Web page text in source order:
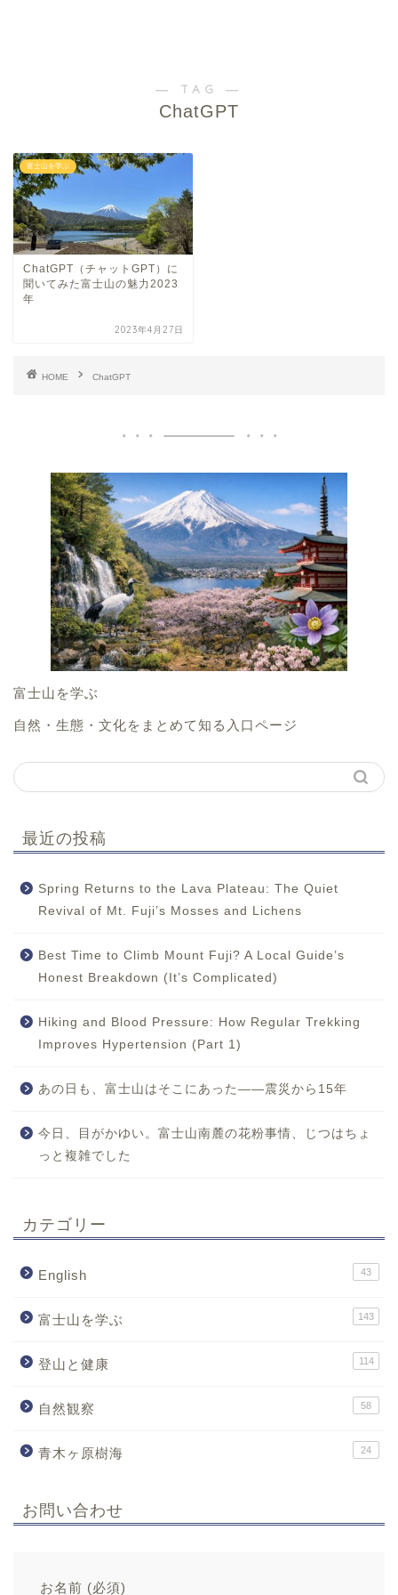
― TAG ―
ChatGPT
富士山を学ぶ
ChatGPT（チャットGPT）に
聞いてみた富士山の魅力2023
年
2023年4月27日
HOME ChatGPT
富士山を学ぶ
自然・生態・文化をまとめて知る入口ページ
最近の投稿
Spring Returns to the Lava Plateau: The Quiet
Revival of Mt. Fuji’s Mosses and Lichens
Best Time to Climb Mount Fuji? A Local Guide’s
Honest Breakdown (It’s Complicated)
Hiking and Blood Pressure: How Regular Trekking
Improves Hypertension (Part 1)
あの日も、富士山はそこにあった——震災から15年
今日、目がかゆい。富士山南麓の花粉事情、じつはちょ
っと複雑でした
カテゴリー
English 43
富士山を学ぶ 143
登山と健康 114
自然観察 58
青木ヶ原樹海 24
お問い合わせ
お名前 (必須)